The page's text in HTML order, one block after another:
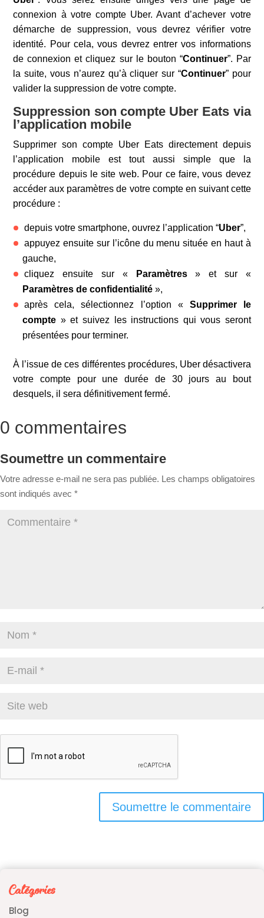
connexion à votre compte Uber. Avant d’achever votre
démarche de suppression, vous devrez vérifier votre
identité. Pour cela, vous devrez entrer vos informations
de connexion et cliquez sur le bouton “Continuer”. Par
la suite, vous n’aurez qu’à cliquer sur “Continuer” pour
valider la suppression de votre compte.
Suppression son compte Uber Eats via
l’application mobile
Supprimer son compte Uber Eats directement depuis
l’application mobile est tout aussi simple que la
procédure depuis le site web. Pour ce faire, vous devez
accéder aux paramètres de votre compte en suivant cette
procédure :
depuis votre smartphone, ouvrez l’application “Uber”,
appuyez ensuite sur l’icône du menu située en haut à
gauche,
cliquez ensuite sur «
Paramètres» et sur «
Paramètres de confidentialité »,
après cela, sélectionnez l’option « Supprimer le
compte » et suivez les instructions qui vous seront
présentées pour terminer.
À l’issue de ces différentes procédures, Uber désactivera
votre compte pour une durée de 30 jours au bout
desquels, il sera définitivement fermé.
0 commentaires
Soumettre un commentaire
Votre adresse e-mail ne sera pas publiée. Les champs obligatoires
sont indiqués avec *
Soumettre le commentaire
Catégories
Blog